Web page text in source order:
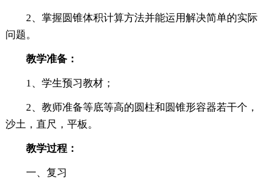
2、掌握圆锥体积计算方法并能运用解决简单的实际
问题。
教学准备：
1、学生预习教材；
2、教师准备等底等高的圆柱和圆锥形容器若干个，
沙土，直尺，平板。
教学过程：
一、复习